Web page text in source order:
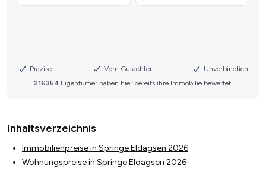
Inhaltsverzeichnis
Immobilienpreise in Springe Eldagsen 2026
Wohnungspreise in Springe Eldagsen 2026